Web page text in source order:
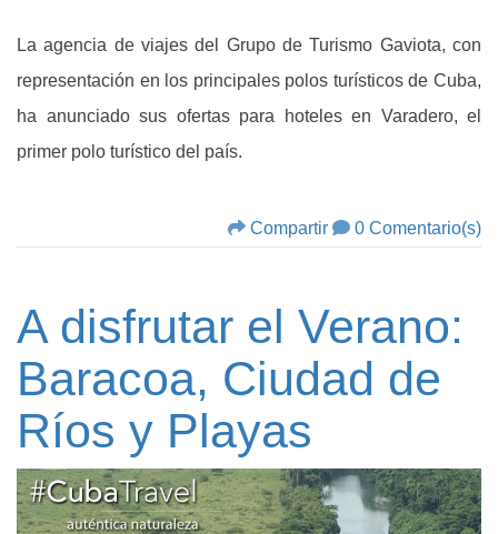
La agencia de viajes del Grupo de Turismo Gaviota, con
representación en los principales polos turísticos de Cuba,
ha anunciado sus ofertas para hoteles en Varadero, el
primer polo turístico del país.
Compartir 0 Comentario(s)
A disfrutar el Verano:
Baracoa, Ciudad de
Ríos y Playas